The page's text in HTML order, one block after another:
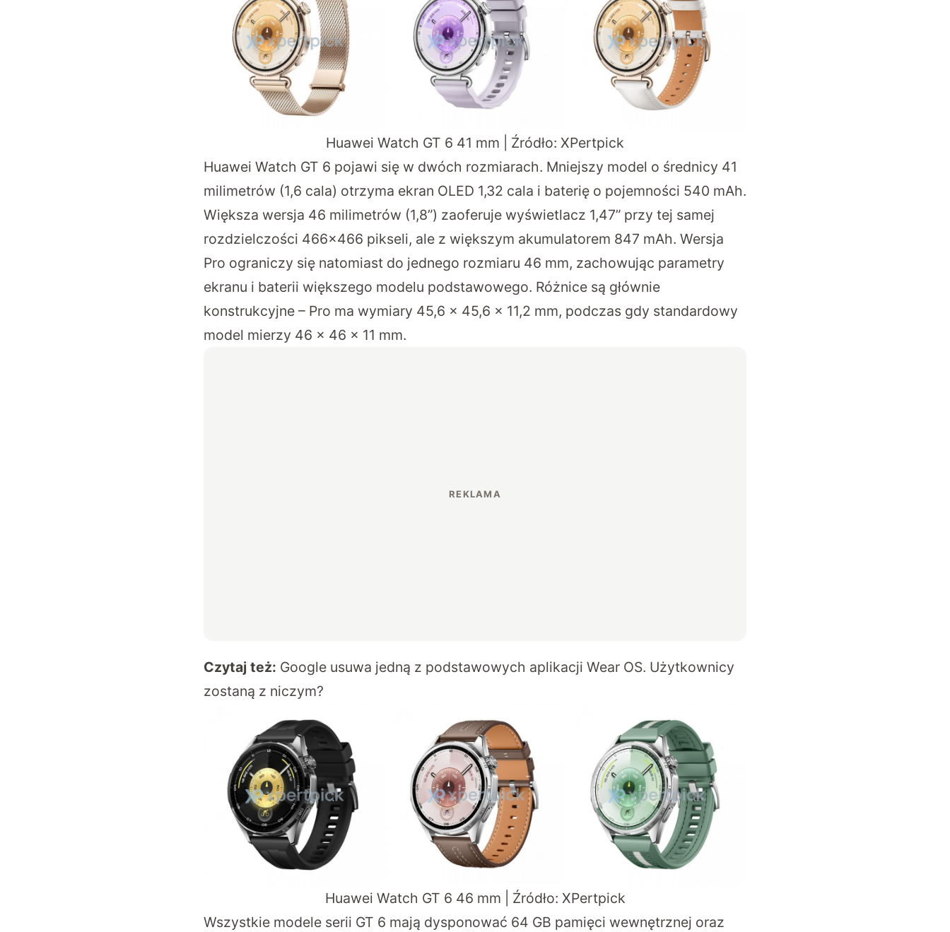
Huawei Watch GT 6 41 mm | Źródło: XPertpick
Huawei Watch GT 6 pojawi się w dwóch rozmiarach. Mniejszy model o średnicy 41
milimetrów (1,6 cala) otrzyma ekran OLED 1,32 cala i baterię o pojemności 540 mAh.
Większa wersja 46 milimetrów (1,8”) zaoferuje wyświetlacz 1,47” przy tej samej
rozdzielczości 466×466 pikseli, ale z większym akumulatorem 847 mAh. Wersja
Pro ograniczy się natomiast do jednego rozmiaru 46 mm, zachowując parametry
ekranu i baterii większego modelu podstawowego. Różnice są głównie
konstrukcyjne – Pro ma wymiary 45,6 x 45,6 x 11,2 mm, podczas gdy standardowy
model mierzy 46 x 46 x 11 mm.
Czytaj też: Google usuwa jedną z podstawowych aplikacji Wear OS. Użytkownicy
zostaną z niczym?
Huawei Watch GT 6 46 mm | Źródło: XPertpick
Wszystkie modele serii GT 6 mają dysponować 64 GB pamięci wewnętrznej oraz